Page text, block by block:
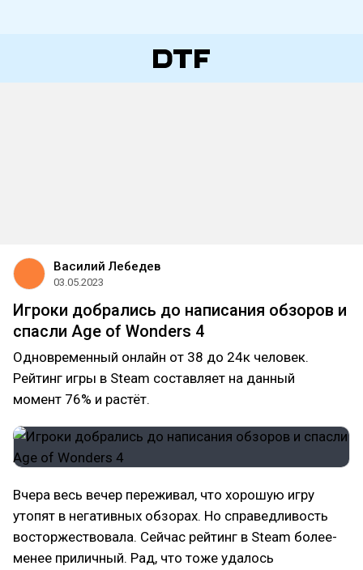
Василий Лебедев
03.05.2023
Игроки добрались до написания обзоров и
спасли Age of Wonders 4
Одновременный онлайн от 38 до 24к человек.
Рейтинг игры в Steam составляет на данный
момент 76% и растёт.
Вчера весь вечер переживал, что хорошую игру
утопят в негативных обзорах. Но справедливость
восторжествовала. Сейчас рейтинг в Steam более-
менее приличный. Рад, что тоже удалось